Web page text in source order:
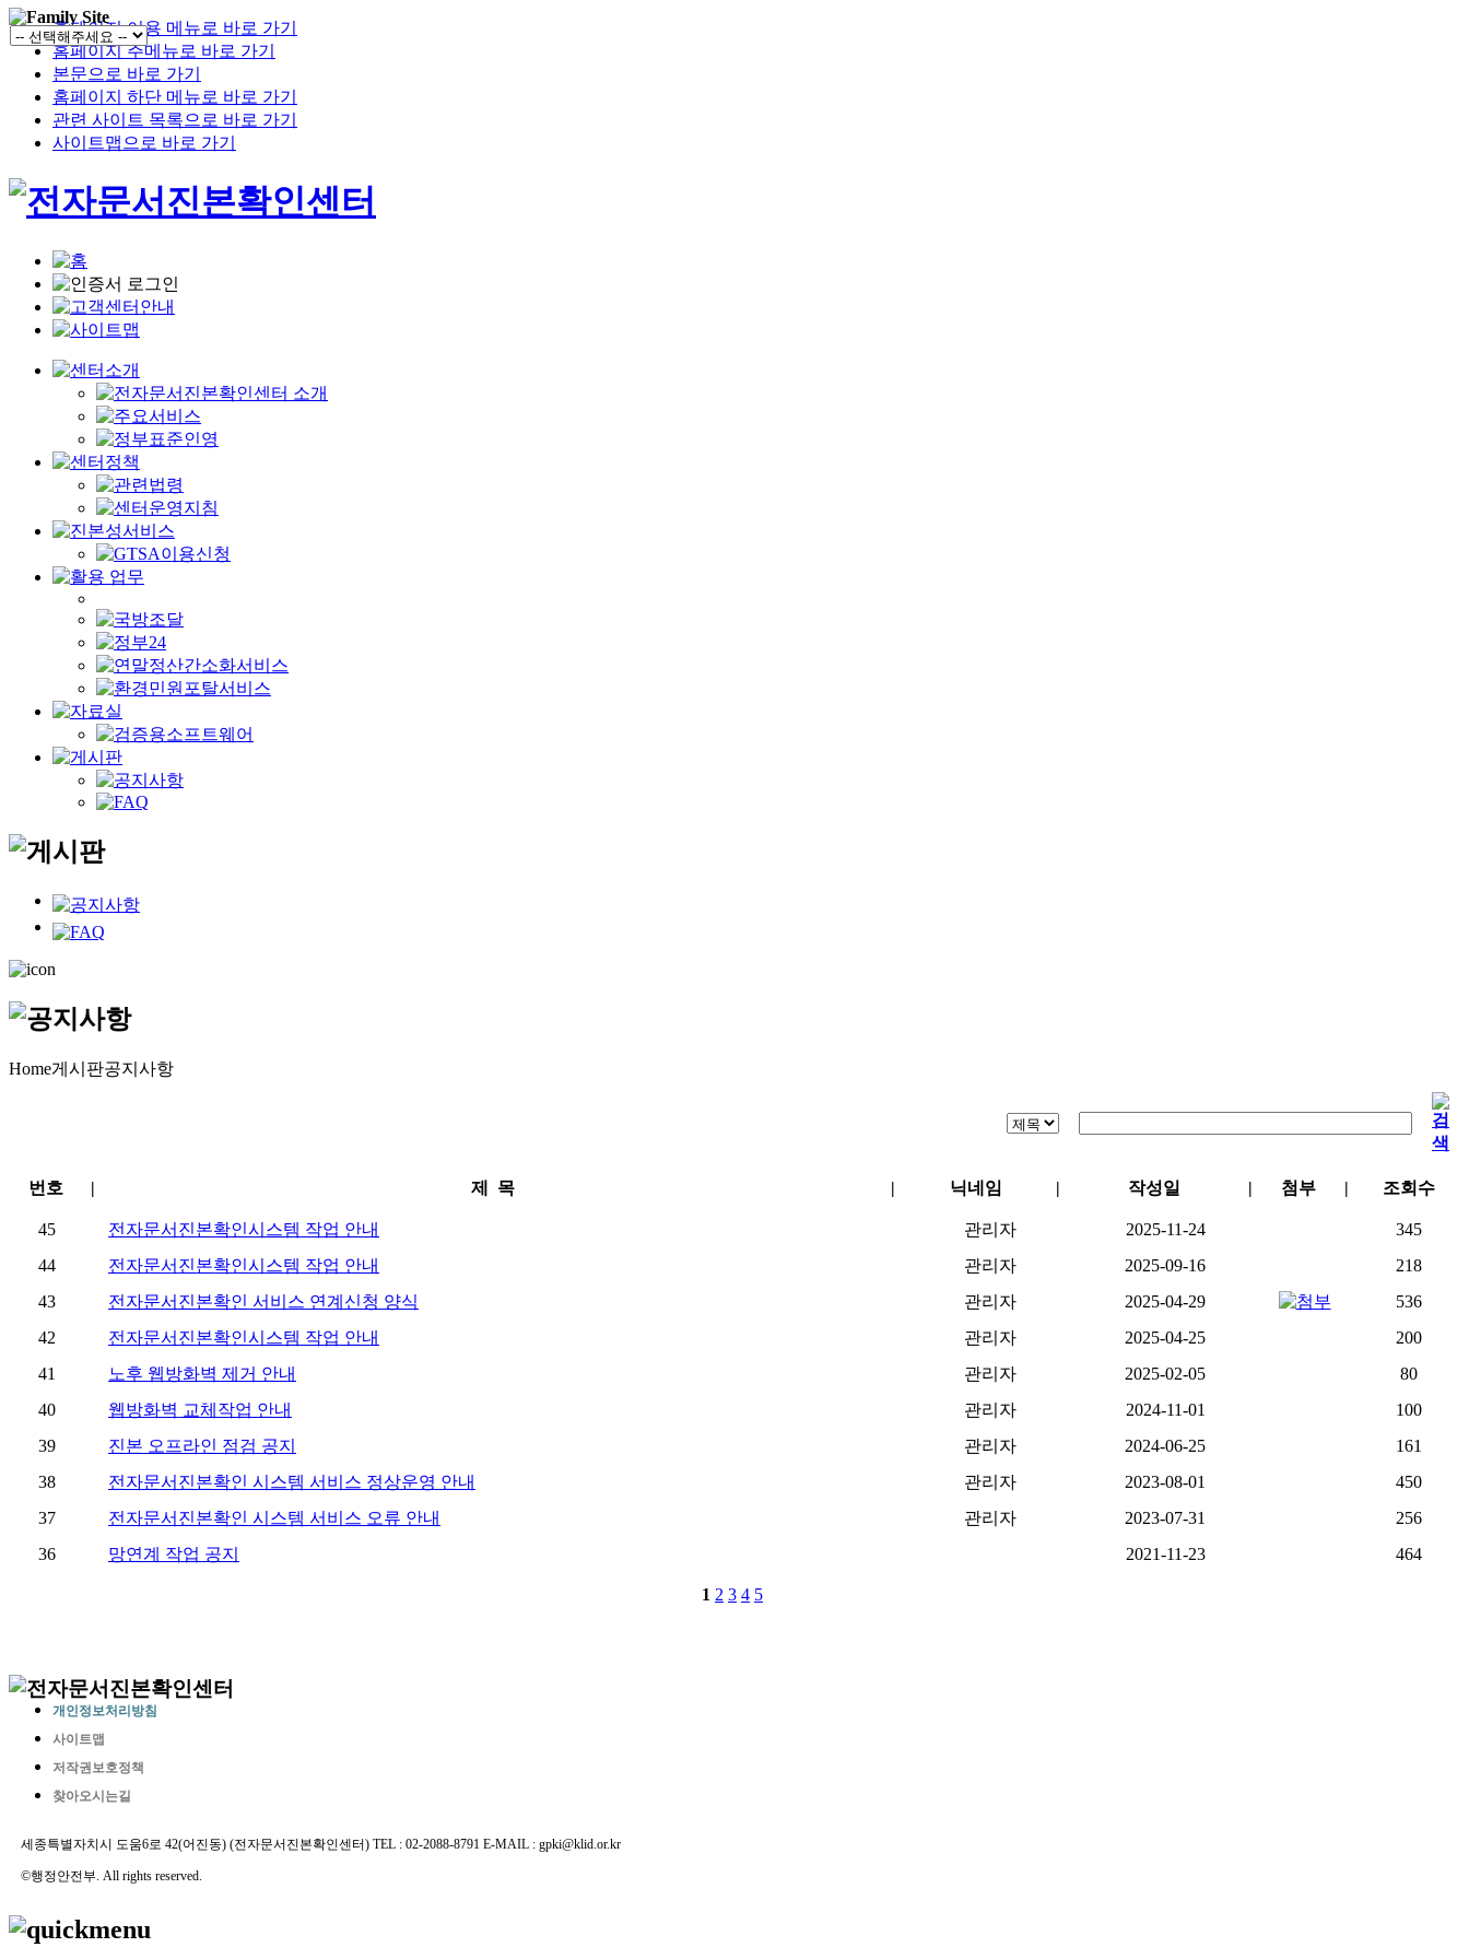
홈페이지 이용 메뉴로 바로 가기
홈페이지 주메뉴로 바로 가기
본문으로 바로 가기
홈페이지 하단 메뉴로 바로 가기
관련 사이트 목록으로 바로 가기
사이트맵으로 바로 가기
Home게시판공지사항
개인정보처리방침
사이트맵
저작권보호정책
찾아오시는길
세종특별자치시 도움6로 42(어진동) (전자문서진본확인센터) TEL : 02-2088-8791 E-MAIL : gpki@klid.or.kr
©행정안전부. All rights reserved.